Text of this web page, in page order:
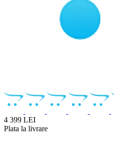
4 399 LEI
Plata la livrare